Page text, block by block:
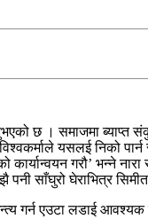
छ । समाजमा
यसलई निको
कार्यान्वयन गरौ’ भन्ने
साँघुरो घेराभित्र
गर्न एउटा लडाई